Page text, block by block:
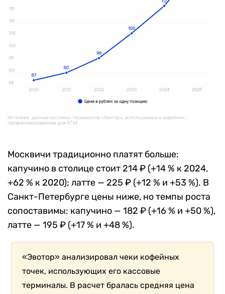
Москвичи традиционно платят больше:
капучино в столице стоит 214 ₽ (+14 % к 2024,
+62 % к 2020); латте — 225 ₽ (+12 % и +53 %). В
Санкт-Петербурге цены ниже, но темпы роста
сопоставимы: капучино — 182 ₽ (+16 % и +50 %),
латте — 195 ₽ (+17 % и +48 %).
«Эвотор» анализировал чеки кофейных
точек, использующих его кассовые
терминалы. В расчет бралась средняя цена